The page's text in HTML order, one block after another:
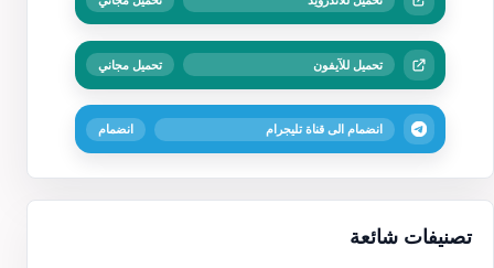
تصنيفات شائعة
تحميل للآيفون تحميل مجاني
انضمام الى قناة تليجرام انضمام